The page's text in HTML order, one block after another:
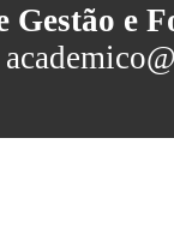
Gestão e